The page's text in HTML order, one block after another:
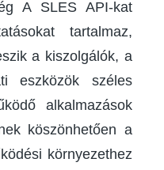
A SLES API-kat
tartalmaz,
a kiszolgálók, a
eszközök széles
alkalmazások
köszönhetően a
környezethez